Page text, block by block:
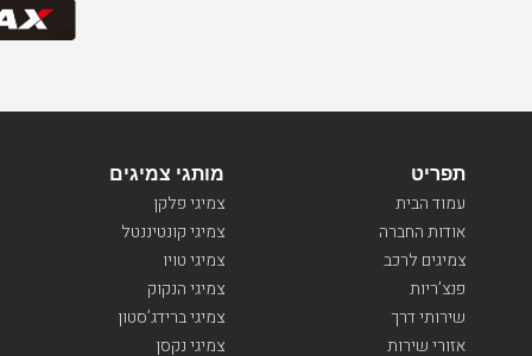
מותגי צמיגים
צמיגי פלקן
צמיגי קונטיננטל
צמיגי טויו
צמיגי הנקוק
צמיגי ברידג’סטון
צמיגי נקסן
תפריט
עמוד הבית
אודות החברה
צמיגים לרכב
פנצ’ריות
שירותי דרך
אזורי שירות